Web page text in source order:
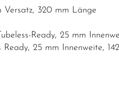
Versatz, 320 mm Länge
Ready, 25 mm
25 mm Innenweite,